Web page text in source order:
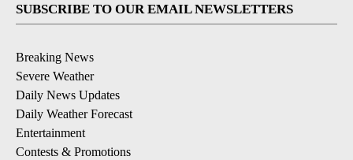
SUBSCRIBE TO OUR EMAIL NEWSLETTERS
Breaking News
Severe Weather
Daily News Updates
Daily Weather Forecast
Entertainment
Contests & Promotions